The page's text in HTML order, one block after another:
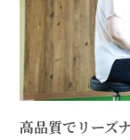
お客様の声
入会までの流れ
アクセス
高品質でリーズ